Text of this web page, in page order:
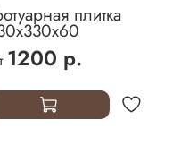
плитка
1200 р.